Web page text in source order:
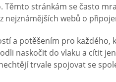
Těmto stránkám se často
nejznámějších webů o
a potěšením pro každého,
naskočit do vlaku a cítit
trvale spojovat se